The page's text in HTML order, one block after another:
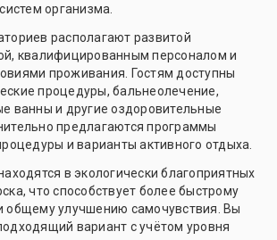
организма.
располагают развитой
квалифицированным персоналом и
проживания. Гостям доступны
процедуры, бальнеолечение,
ванны и другие оздоровительные
предлагаются программы
и варианты активного отдыха.
в экологически благоприятных
что способствует более быстрому
общему улучшению самочувствия. Вы
вариант с учётом уровня